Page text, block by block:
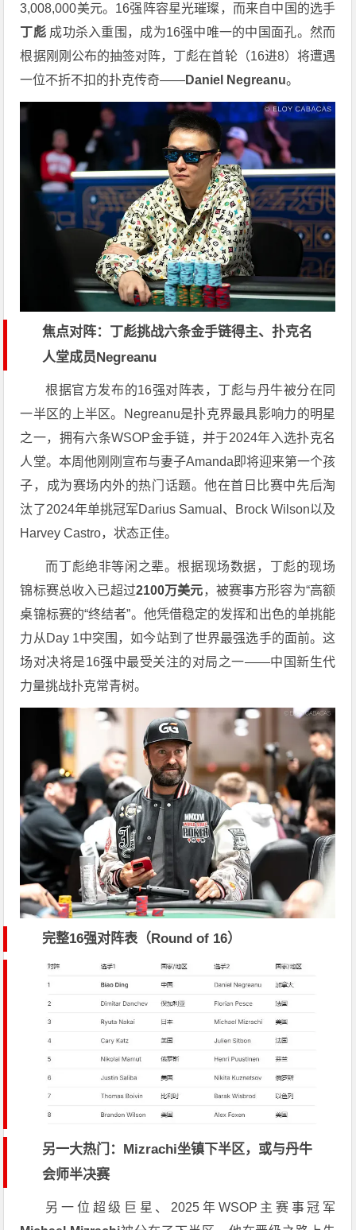
3,008,000美元。16强阵容星光璀璨，而来自中国的选手
丁彪 成功杀入重围，成为16强中唯一的中国面孔。然而
根据刚刚公布的抽签对阵，丁彪在首轮（16进8）将遭遇
一位不折不扣的扑克传奇——Daniel Negreanu。
焦点对阵：丁彪挑战六条金手链得主、扑克名
人堂成员Negreanu
根据官方发布的16强对阵表，丁彪与丹牛被分在同
一半区的上半区。Negreanu是扑克界最具影响力的明星
之一，拥有六条WSOP金手链，并于2024年入选扑克名
人堂。本周他刚刚宣布与妻子Amanda即将迎来第一个孩
子，成为赛场内外的热门话题。他在首日比赛中先后淘
汰了2024年单挑冠军Darius Samual、Brock Wilson以及
Harvey Castro，状态正佳。
而丁彪绝非等闲之辈。根据现场数据，丁彪的现场
锦标赛总收入已超过2100万美元，被赛事方形容为“高额
桌锦标赛的“终结者”。他凭借稳定的发挥和出色的单挑能
力从Day 1中突围，如今站到了世界最强选手的面前。这
场对决将是16强中最受关注的对局之一——中国新生代
力量挑战扑克常青树。
完整16强对阵表（Round of 16）
另一大热门：Mizrachi坐镇下半区，或与丹牛
会师半决赛
另一位超级巨星、2025年WSOP主赛事冠军